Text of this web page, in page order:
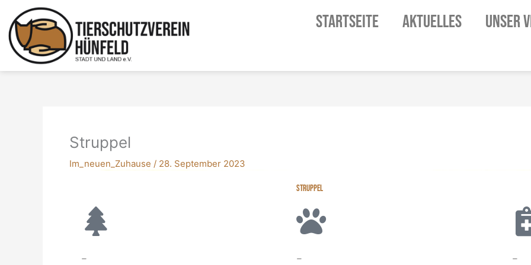
Inhalt
springen
STARTSEITE AKTUELLES UNSER
Struppel
Im_neuen_Zuhause / 28. September 2023
STRUPPEL
– – –